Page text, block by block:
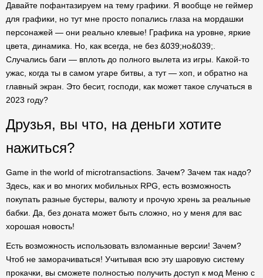
Давайте пофантазируем на тему графики. Я вообще не геймер
для графики, но тут мне просто попались глаза на мордашки
персонажей — они реально клевые! Графика на уровне, яркие
цвета, динамика. Но, как всегда, не без &039;но&039;.
Случались баги — вплоть до полного вылета из игры. Какой-то
ужас, когда ты в самом угаре битвы, а тут — хоп, и обратно на
главный экран. Это бесит, господи, как может такое случаться в
2023 году?
Друзья, вы что, на деньги хотите
нажиться?
Game in the world of microtransactions. Зачем? Зачем так надо?
Здесь, как и во многих мобильных RPG, есть возможность
покупать разные бустеры, валюту и прочую хрень за реальные
бабки. Да, без доната может быть сложно, но у меня для вас
хорошая новость!
Есть возможность использовать взломанные версии! Зачем?
Чтоб не заморачиваться! Учитывая всю эту шаровую систему
прокачки, вы сможете полностью получить доступ к мод Меню с